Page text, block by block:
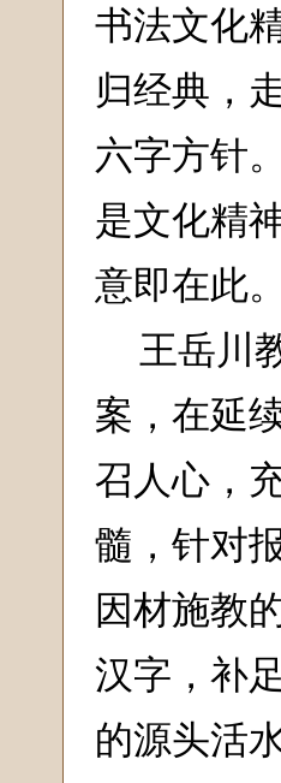
书法文化
归经典，
六字方针
是文化精
意即在此
王岳川
案，在延
召人心，
髓，针对
因材施教
汉字，补
的源头活